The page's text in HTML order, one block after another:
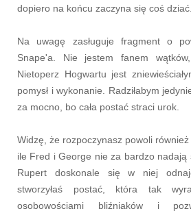
dopiero na końcu zaczyna się coś dziać.
Na uwagę zasługuje fragment o
Snape'a. Nie jestem fanem
Nietoperz Hogwartu jest
pomysł i wykonanie. Radziłabym
za mocno, bo cała postać straci urok.
Widzę, że rozpoczynasz powoli
ile Fred i George nie za bardzo
Rupert doskonale się w niej
stworzyłaś postać, która tak
osobowościami bliźniaków i